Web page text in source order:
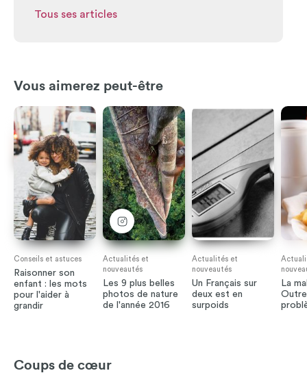
Tous ses articles
Vous aimerez peut-être
Conseils et astuces
Raisonner son
enfant : les mots
pour l'aider à
grandir
Actualités et
nouveautés
Les 9 plus belles
photos de nature
de l'année 2016
Actualités et
nouveautés
Un Français sur
deux est en
surpoids
La
Coups de cœur